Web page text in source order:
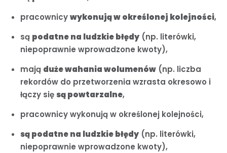
pracownicywykonują w określonej kolejności,
są podatne na ludzkie błędy (np. literówki,
niepoprawnie wprowadzone kwoty),
mają duże wahania wolumenów (np. liczba
rekordów do przetworzenia wzrasta okresowo i
łączy sięsą powtarzalne,
pracownicy wykonują w określonej kolejności,
są podatne na ludzkie błędy (np. literówki,
niepoprawnie wprowadzone kwoty),